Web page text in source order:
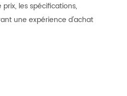
les spécifications,
une expérience d'achat